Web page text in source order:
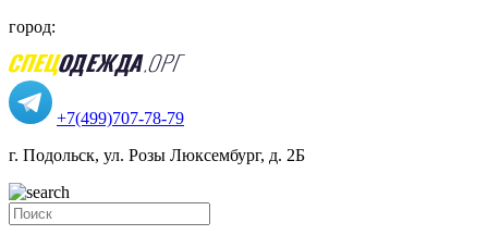
город:
+7(499)707-78-79
г. Подольск, ул. Розы Люксембург, д. 2Б